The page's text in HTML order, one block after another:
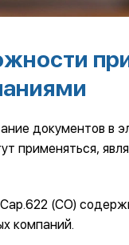
документов в
применяться,
(CO)
компаний.